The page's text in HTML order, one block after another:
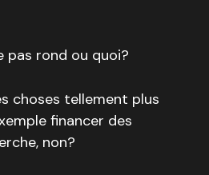
pas rond ou quoi?
choses tellement plus
financer des
non?